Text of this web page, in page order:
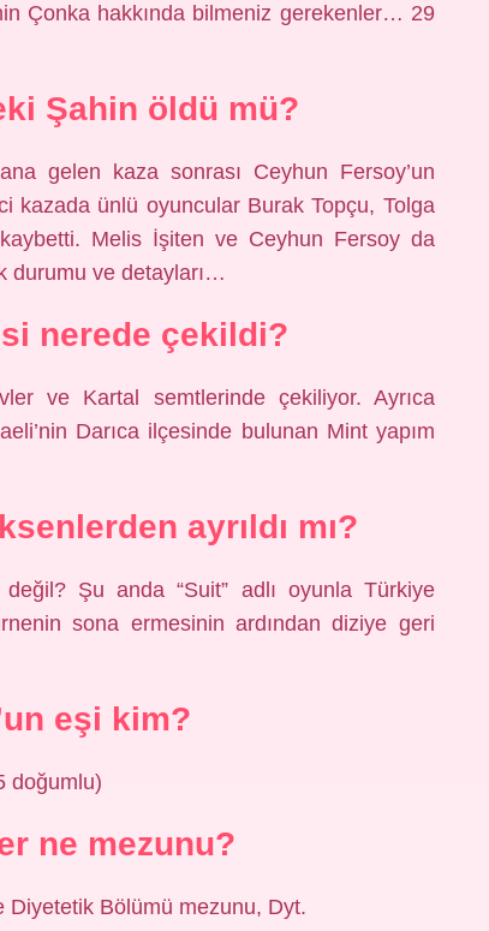
Çonka hakkında bilmeniz gerekenler… 29
Şahin öldü mü?
gelen kaza sonrası Ceyhun Fersoy’un
kazada ünlü oyuncular Burak Topçu, Tolga
Melis İşiten ve Ceyhun Fersoy da
durumu ve detayları…
nerede çekildi?
ve Kartal semtlerinde çekiliyor. Ayrıca
Darıca ilçesinde bulunan Mint yapım
ayrıldı mı?
Şu anda “Suit” adlı oyunla Türkiye
sona ermesinin ardından diziye geri
eşi kim?
doğumlu)
ne mezunu?
Bölümü mezunu, Dyt.